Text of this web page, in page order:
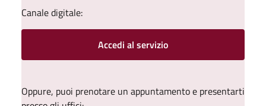
Canale digitale:
Accedi al servizio
Oppure, puoi prenotare un appuntamento e presentarti